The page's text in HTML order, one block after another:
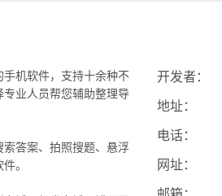
手机软件，支持十余种不
业人员帮您辅助整理导
答案、拍照搜题、悬浮
。
开发者：
地址：
电话：
网址：